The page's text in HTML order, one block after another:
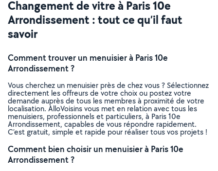
Changement de vitre à Paris 10e
Arrondissement : tout ce qu’il faut
savoir
Comment trouver un menuisier à Paris 10e
Arrondissement ?
Vous cherchez un menuisier près de chez vous ? Sélectionnez
directement les offreurs de votre choix ou postez votre
demande auprès de tous les membres à proximité de votre
localisation. AlloVoisins vous met en relation avec tous les
menuisiers, professionnels et particuliers, à Paris 10e
Arrondissement, capables de vous répondre rapidement.
C’est gratuit, simple et rapide pour réaliser tous vos projets !
Comment bien choisir un menuisier à Paris 10e
Arrondissement ?